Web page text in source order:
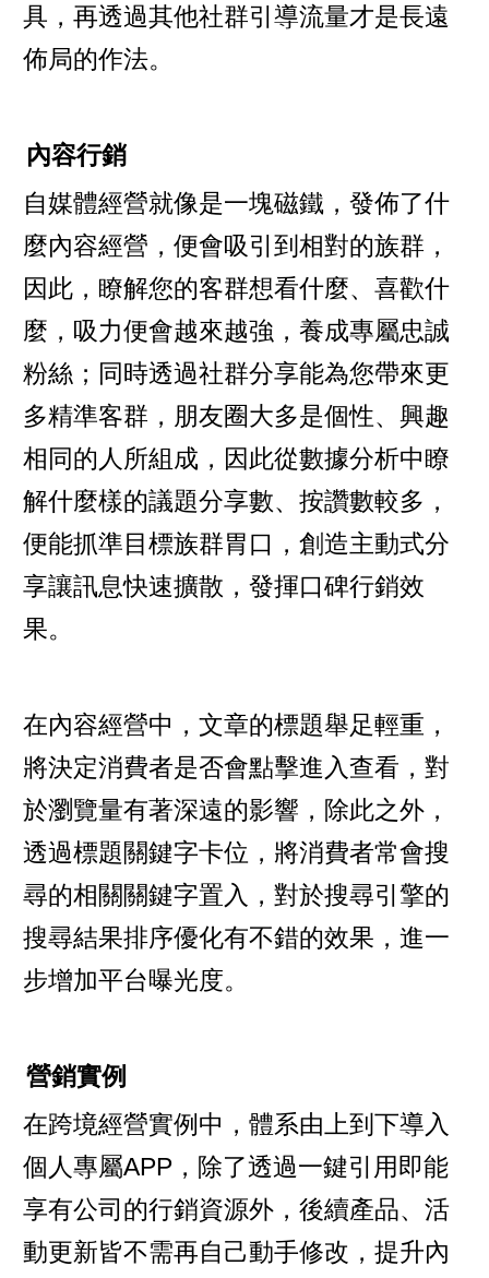
具，再透過其他社群引導流量才是長遠
佈局的作法。
內容行銷
自媒體經營就像是一塊磁鐵，發佈了什
麼內容經營，便會吸引到相對的族群，
因此，瞭解您的客群想看什麼、喜歡什
麼，吸力便會越來越強，養成專屬忠誠
粉絲；同時透過社群分享能為您帶來更
多精準客群，朋友圈大多是個性、興趣
相同的人所組成，因此從數據分析中瞭
解什麼樣的議題分享數、按讚數較多，
便能抓準目標族群胃口，創造主動式分
享讓訊息快速擴散，發揮口碑行銷效
果。
在內容經營中，文章的標題舉足輕重，
將決定消費者是否會點擊進入查看，對
於瀏覽量有著深遠的影響，除此之外，
透過標題關鍵字卡位，將消費者常會搜
尋的相關關鍵字置入，對於搜尋引擎的
搜尋結果排序優化有不錯的效果，進一
步增加平台曝光度。
營銷實例
在跨境經營實例中，體系由上到下導入
個人專屬APP，除了透過一鍵引用即能
享有公司的行銷資源外，後續產品、活
動更新皆不需再自己動手修改，提升內